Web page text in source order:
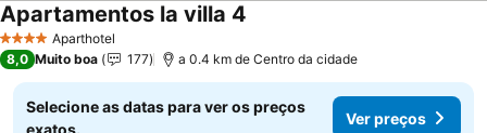
4 EstrelasAparthotel
Apartamentos la villa 4
8,0 Muito boa 177 a 0.4 km de Centro da cidade
Selecione as datas para ver os preços
exatos.
Ver preços